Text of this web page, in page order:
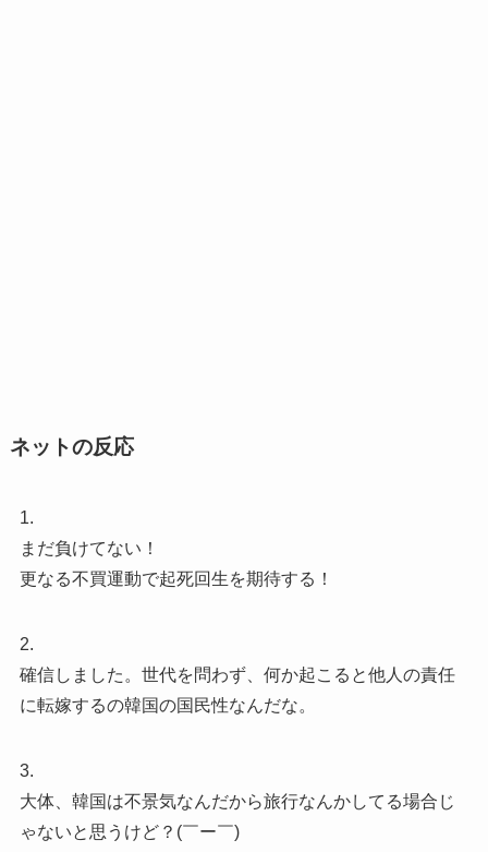
ネットの反応
1.
まだ負けてない！
更なる不買運動で起死回生を期待する！
2.
確信しました。世代を問わず、何か起こると他人の責任
に転嫁するの韓国の国民性なんだな。
3.
大体、韓国は不景気なんだから旅行なんかしてる場合じ
ゃないと思うけど？(￣ー￣)